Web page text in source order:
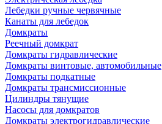
Лебедки ручные червячные
Канаты для лебедок
Домкраты
Реечный домкрат
Домкраты гидравлические
Домкраты винтовые, автомобильные
Домкраты подкатные
Домкраты трансмиссионные
Цилиндры тянущие
Насосы для домкратов
Домкраты электрогидравлические